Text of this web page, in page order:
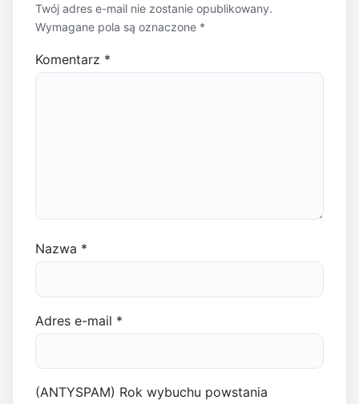
Twój adres e-mail nie zostanie opublikowany.
Wymagane pola są oznaczone *
Komentarz *
Nazwa *
Adres e-mail *
(ANTYSPAM) Rok wybuchu powstania